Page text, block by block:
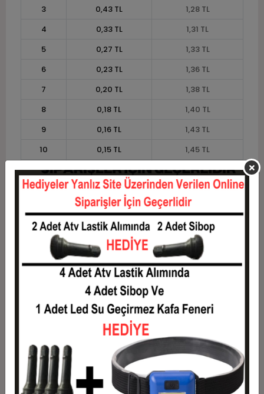
3
0,43 TL
1,28 TL
4
0,33 TL
1,31 TL
5
0,27 TL
1,33 TL
6
0,23 TL
1,36 TL
7
0,20 TL
1,38 TL
8
0,18 TL
1,40 TL
9
0,16 TL
1,43 TL
10
0,15 TL
1,45 TL
11
0,13 TL
1,46 TL
12
0,12 TL 1,49 TL
Taksit Taksit Tutarı
Toplam Tutar
1
1,20 TL
1,20 TL
0,60 TL
3
0,43 TL
1,28 TL
0,33 TL
5
0,27 TL
6
0,23 TL
1,36 TL
7
0,20 TL
1,38 TL